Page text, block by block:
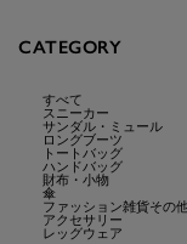
CATEGORY
すべて
スニーカー
サンダル・ミュール
ロングブーツ
トートバッグ
ハンドバッグ
財布・小物
傘
ファッション雑貨その
アクセサリー
レッグウェア